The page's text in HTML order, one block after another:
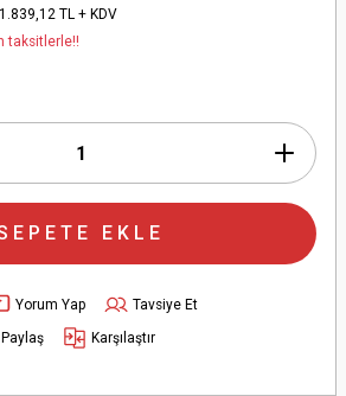
1.839,12 TL + KDV
taksitlerle!!
EKLE
Yorum Yap
Tavsiye Et
Paylaş Karşılaştır